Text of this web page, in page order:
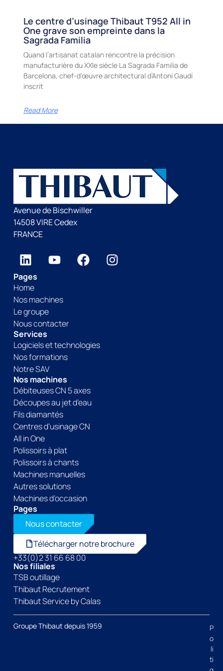
Le centre d’usinage Thibaut T952 All in
One grave son empreinte dans la
Sagrada Familia
Quand l’artisanat catalan rencontre la précision
manufacturière du XXIe siècle La Sagrada Familia de
Barcelona, chef-d’œuvre architectural d’Antoni Gaudí
inscrit
Read More
Avenue de Bischwiller
14508 VIRE Cedex
FRANCE
Pages
Home
Nos machines
Le groupe
Nous contacter
Services
Logiciels et technologies
Nos formations
Notre SAV
Nos machines
Débiteuses CN 5 axes
Découpes au jet d’eau
Fils diamantés
Centres d’usinage CN
All in One
Polissoirs à plat
Polissoirs à chants
Machines manuelles
Autres solutions
Machines d’occasion
Pages
Nous contacter
Télécharger notre brochure
+33(0)2 31 66 68 00
Nos filiales
TSB outillage
Thibaut Recrutement
Thibaut Service by Calas
Groupe Thibaut depuis 1959
P
o
li
ti